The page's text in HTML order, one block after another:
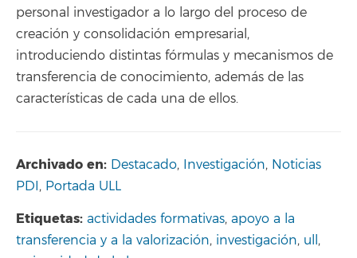
personal investigador a lo largo del proceso de
creación y consolidación empresarial,
introduciendo distintas fórmulas y mecanismos de
transferencia de conocimiento, además de las
características de cada una de ellos.
Archivado en: Destacado, Investigación, Noticias
PDI, Portada ULL
Etiquetas: actividades formativas, apoyo a la
transferencia y a la valorización, investigación, ull,